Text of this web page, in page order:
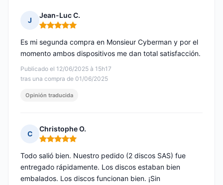
J
Jean-Luc C.
Nota: 5 de 5
Publicado el 12/06/2025 à 15h17
tras una compra de 01/06/2025
Es mi segunda compra en Monsieur Cyberman y por el
momento ambos dispositivos me dan total satisfacción.
Opinión traducida
C
Christophe O.
Nota: 5 de 5
Todo salió bien. Nuestro pedido (2 discos SAS) fue
entregado rápidamente. Los discos estaban bien
embalados. Los discos funcionan bien. ¡Sin